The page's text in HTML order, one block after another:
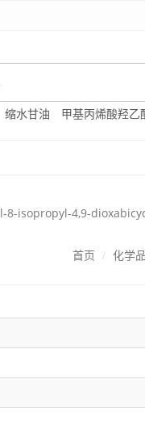
缩水甘油 甲基丙烯酸羟乙
8-isopropyl-4,9-
首页 化学